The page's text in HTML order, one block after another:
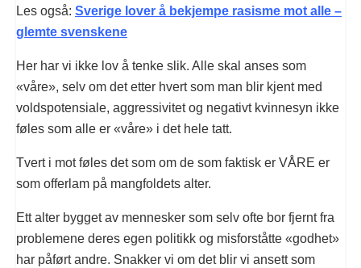
Les også: Sverige lover å bekjempe rasisme mot alle –
glemte svenskene
Her har vi ikke lov å tenke slik. Alle skal anses som
«våre», selv om det etter hvert som man blir kjent med
voldspotensiale, aggressivitet og negativt kvinnesyn ikke
føles som alle er «våre» i det hele tatt.
Tvert i mot føles det som om de som faktisk er VÅRE er
som offerlam på mangfoldets alter.
Ett alter bygget av mennesker som selv ofte bor fjernt fra
problemene deres egen politikk og misforståtte «godhet»
har påført andre. Snakker vi om det blir vi ansett som